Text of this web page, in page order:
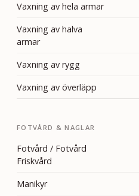
Vaxning av hela armar
Vaxning av halva
armar
Vaxning av rygg
Vaxning av överläpp
FOTVÅRD & NAGLAR
Fotvård / Fotvård
Friskvård
Manikyr